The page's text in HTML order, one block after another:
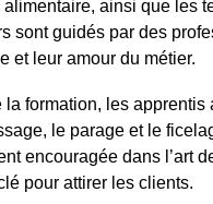
alimentaire, ainsi que les
sont guidés par des
et leur amour du métier.
la formation, les
le parage et le
encouragée dans l’art
pour attirer les clients.